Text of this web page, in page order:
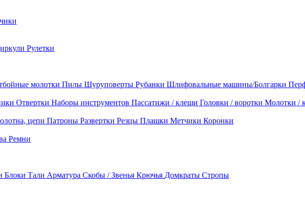
Рулетки
молотки Пилы Шуруповерты Рубанки Шлифовальные машины/Болгарки
Отвертки Наборы инструментов Пассатижи / клещи Головки / воротки Молотки /
цепи Патроны Развертки Резцы Плашки Метчики Коронки
Ремни
Блоки Тали Арматура Скобы / Звенья Крючья Домкраты Стропы